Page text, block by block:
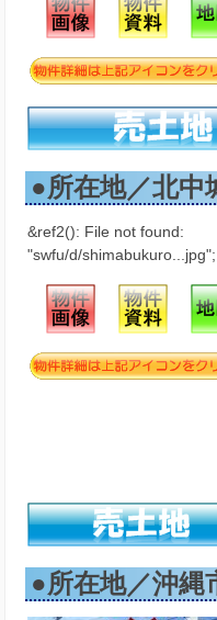
●所在地／北中
&ref2(): File not found:
"swfu/d/
●所在地／沖縄